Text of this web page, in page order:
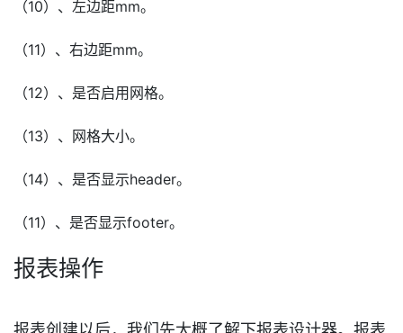
（10）、左边距mm。
（11）、右边距mm。
（12）、是否启用网格。
（13）、网格大小。
（14）、是否显示header。
（11）、是否显示footer。
报表操作